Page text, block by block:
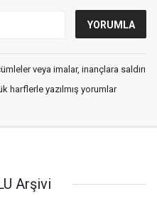
veya imalar, inançlara saldırı
harflerle yazılmış yorumlar
Arşivi